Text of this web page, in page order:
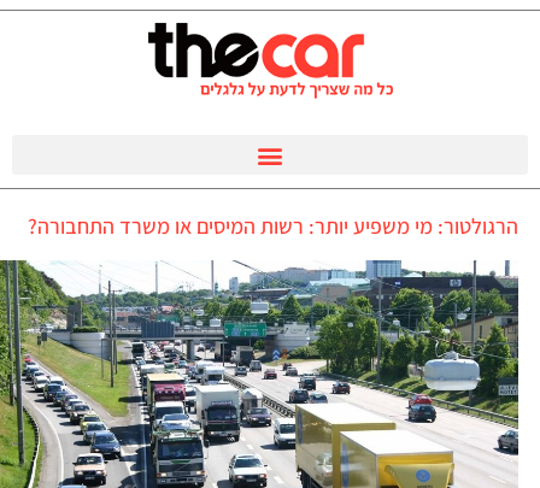
הרגולטור: מי משפיע יותר: רשות המיסים או משרד התחבורה?